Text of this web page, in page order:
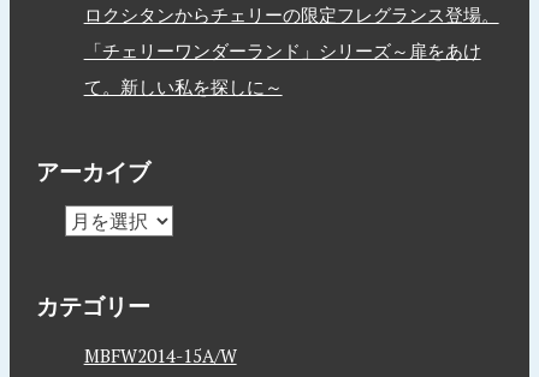
ロクシタンからチェリーの限定フレグランス登場。
「チェリーワンダーランド」シリーズ～扉をあけ
て。新しい私を探しに～
アーカイブ
カテゴリー
MBFW2014-15A/W